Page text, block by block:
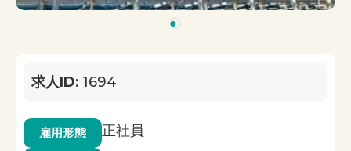
求人ID: 1694
雇用形態 正社員